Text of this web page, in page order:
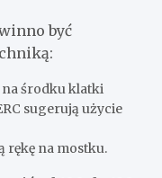
być
na środku klatki
sugerują użycie
rękę na mostku.